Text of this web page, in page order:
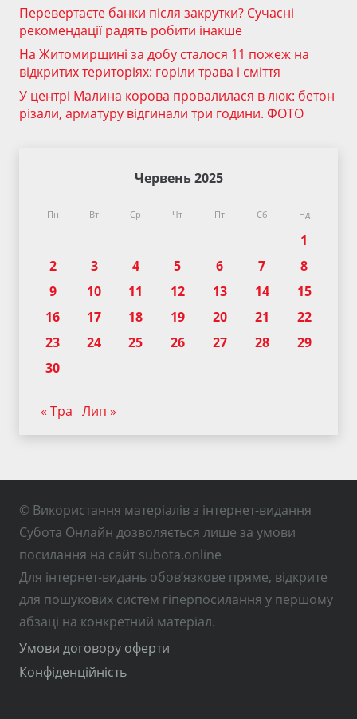
Перевертаєте банки після закрутки? Сучасні
рекомендації радять робити інакше
На Житомирщині за добу сталося 11 пожеж на
відкритих територіях: горіли трава і сміття
У центрі Малина корова провалилася в люк: бетон
різали, арматуру відгинали три години. ФОТО
Червень 2025
Пн Вт Ср Чт Пт Сб Нд
1
2
3 4 5 6 7
8
9
10 11 12 13 14
15
16
17 18 19 20 21
22
23
24 25 26 27 28
29
30
« Тра Лип »
© Використання матеріалів з інтернет-видання
Субота Онлайн дозволяється лише за умови
посилання на сайт subota.online
Для інтернет-видань обов’язкове пряме, відкрите
для пошукових систем гіперпосилання у першому
абзаці на конкретний матеріал.
Умови договору оферти
Конфіденційність